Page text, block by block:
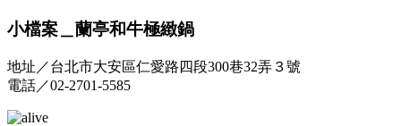
小檔案＿蘭亭和牛極緻鍋
地址／台北市大安區仁愛路四段300巷32弄３號
電話／02-2701-5585